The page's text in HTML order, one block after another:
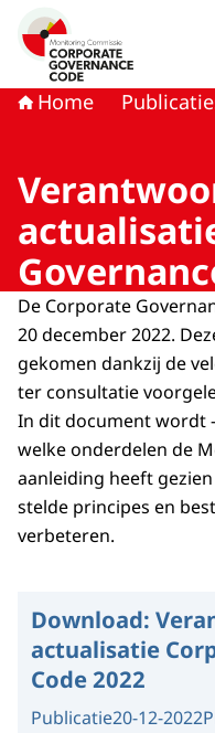
Naar de homepage
Home
De Corporate
20 december 2022.
gekomen dankzij de
ter consultatie
In dit document wordt
welke onderdelen de
aanleiding heeft
stelde principes en
verbeteren.
Download:
actualisatie
Code 2022
Publicatie20-12-2022